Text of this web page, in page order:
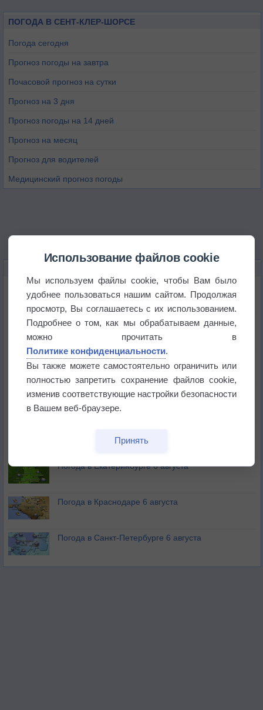
ПОГОДА В СЕНТ-КЛЕР-ШОРСЕ
Погода сегодня
Прогноз погоды на завтра
Почасовой прогноз на сутки
Прогноз на 3 дня
Прогноз погоды на 14 дней
Прогноз на месяц
Прогноз для водителей
Медицинский прогноз погоды
Космическая погода влияет на транспорт
Приложение построит маршрут через тень
Атмосфера начала замерзать
В Приморье обнаружены морские волны тепла
Погода в Екатеринбурге 6 августа
Погода в Краснодаре 6 августа
Погода в Санкт-Петербурге 6 августа
Использование файлов cookie
Мы используем файлы cookie, чтобы Вам было
удобнее пользоваться нашим сайтом. Продолжая
просмотр, Вы соглашаетесь с их использованием.
Подробнее о том, как мы обрабатываем данные,
можно прочитать в
Политике конфиденциальности.
Вы также можете самостоятельно ограничить или
полностью запретить сохранение файлов cookie,
изменив соответствующие настройки безопасности
в Вашем веб-браузере.
Принять